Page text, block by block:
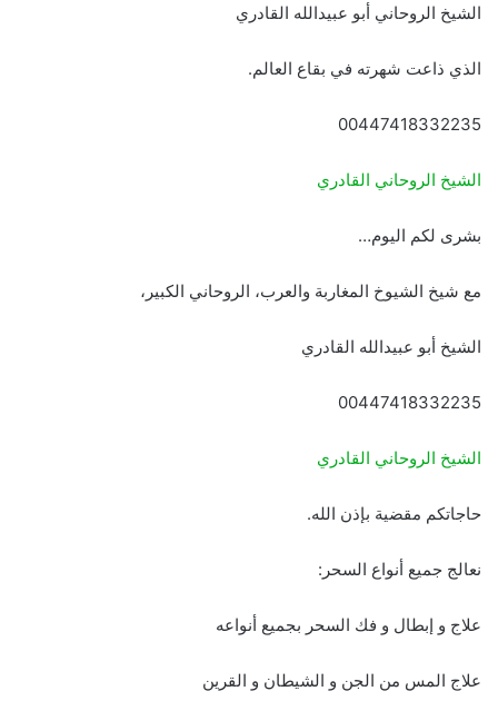
الشيخ الروحاني أبو عبيدالله القادري
الذي ذاعت شهرته في بقاع العالم.
00447418332235
الشيخ الروحاني القادري
بشرى لكم اليوم…
مع شيخ الشيوخ المغاربة والعرب، الروحاني الكبير،
الشيخ أبو عبيدالله القادري
00447418332235
الشيخ الروحاني القادري
حاجاتكم مقضية بإذن الله.
نعالج جميع أنواع السحر:
علاج و إبطال و فك السحر بجميع أنواعه
علاج المس من الجن و الشيطان و القرين